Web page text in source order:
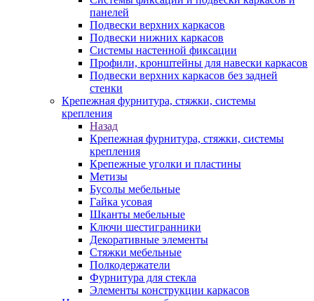
панелей
Подвески верхних каркасов
Подвески нижних каркасов
Системы настенной фиксации
Профили, кронштейны для навески каркасов
Подвески верхних каркасов без задней
стенки
Крепежная фурнитура, стяжки, системы
крепления
Назад
Крепежная фурнитура, стяжки, системы
крепления
Крепежные уголки и пластины
Метизы
Бусолы мебельные
Гайка усовая
Шканты мебельные
Ключи шестигранники
Декоративные элементы
Стяжки мебельные
Полкодержатели
Фурнитура для стекла
Элементы конструкции каркасов